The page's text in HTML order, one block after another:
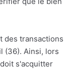
des transactions
(36). Ainsi, lors
s'acquitter